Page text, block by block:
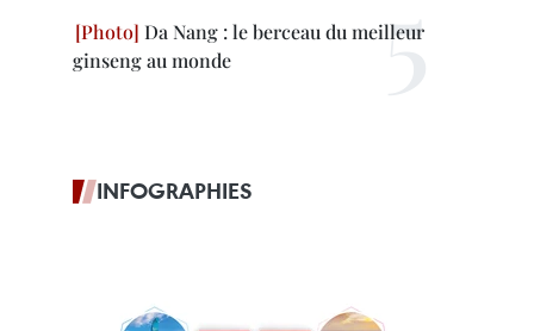
Da Nang : le berceau du meilleur
ginseng au monde
INFOGRAPHIES